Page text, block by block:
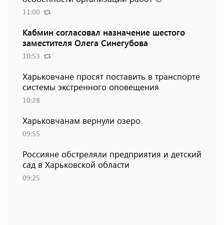
11:00
Кабмин согласовал назначение шестого
заместителя Олега Синегубова
10:53
Харьковчане просят поставить в транспорте
системы экстренного оповещения
10:28
Харьковчанам вернули озеро
09:55
Россияне обстреляли предприятия и детский
сад в Харьковской области
09:25